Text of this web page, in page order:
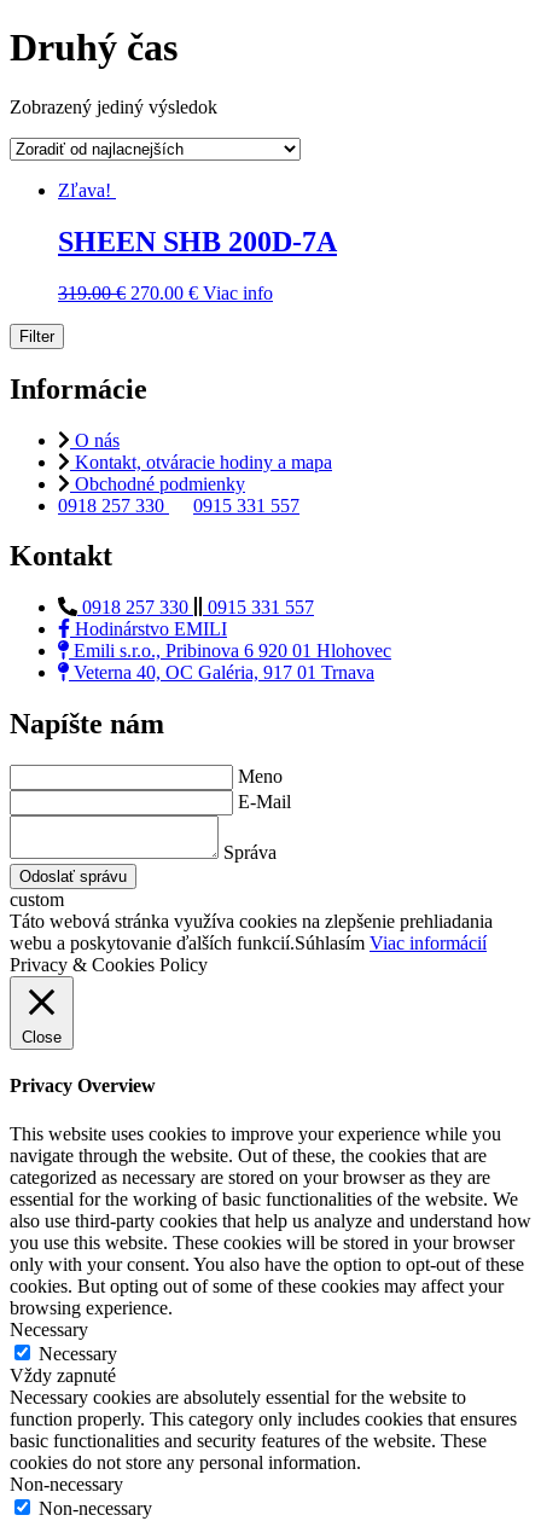
Druhý čas
Zobrazený jediný výsledok
Zľava!
SHEEN SHB 200D-7A
319.00€ 270.00 € Viac info
Filter
Informácie
O nás
Kontakt, otváracie hodiny a mapa
Obchodné podmienky
0918 257 330
0915 331 557
Kontakt
0918 257 330
0915 331 557
Hodinárstvo EMILI
Emili s.r.o., Pribinova 6 920 01 Hlohovec
Veterna 40, OC Galéria, 917 01 Trnava
Napíšte nám
Meno
E-Mail
Správa
Odoslať správu
custom
Táto webová stránka využíva cookies na zlepšenie prehliadania
webu a poskytovanie ďalších funkcií.Súhlasím Viac informácií
Privacy & Cookies Policy
Close
Privacy Overview
This website uses cookies to improve your experience while you
navigate through the website. Out of these, the cookies that are
categorized as necessary are stored on your browser as they are
essential for the working of basic functionalities of the website. We
also use third-party cookies that help us analyze and understand how
you use this website. These cookies will be stored in your browser
only with your consent. You also have the option to opt-out of these
cookies. But opting out of some of these cookies may affect your
browsing experience.
Necessary
Necessary
Vždy zapnuté
Necessary cookies are absolutely essential for the website to
function properly. This category only includes cookies that ensures
basic functionalities and security features of the website. These
cookies do not store any personal information.
Non-necessary
Non-necessary